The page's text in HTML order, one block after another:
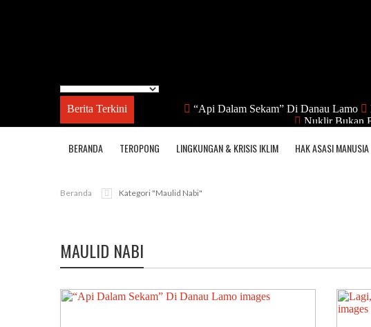
Berita Terkini “Api Dalam Sekam” Di Danau Lamo
Nuklir Bukan
BERANDA TEROPONG LINGKUNGAN & KRISIS IKLIM HAK ASASI MANUSIA
Beranda Kategori "maulid Nabi"
MAULID NABI